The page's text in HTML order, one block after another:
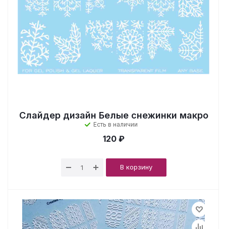
Слайдер дизайн Белые снежинки макро
Есть в наличии
120 ₽
В корзину